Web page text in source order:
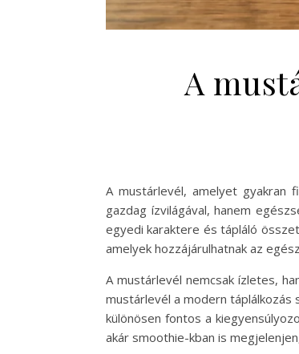
A
A mustárlevél, amelyet gyakran
gazdag ízvilágával, hanem
egyedi karaktere és tápláló
amelyek hozzájárulhatnak az
A mustárlevél nemcsak ízletes,
mustárlevél a modern táplálkozás
különösen fontos a
akár smoothie-kban is